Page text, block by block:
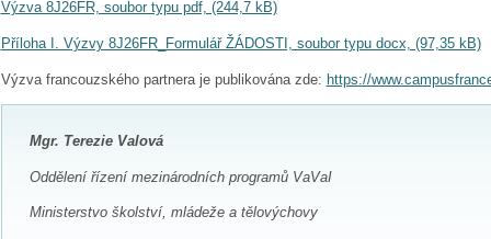
Výzva 8J26FR, soubor typu pdf, (244,7 kB)
Příloha I. Výzvy 8J26FR_Formulář ŽÁDOSTI, soubor typu docx, (97,35 kB)
Výzva francouzského partnera je publikována zde: https://
Mgr. Terezie Valová
Oddělení řízení mezinárodních programů VaVaI
Ministerstvo školství, mládeže a tělovýchovy